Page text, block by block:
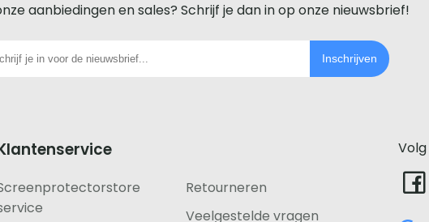
aanbiedingen en sales? Schrijf je dan in op onze nieuwsbrief!
Inschrijven
Retourneren
Veelgestelde vragen